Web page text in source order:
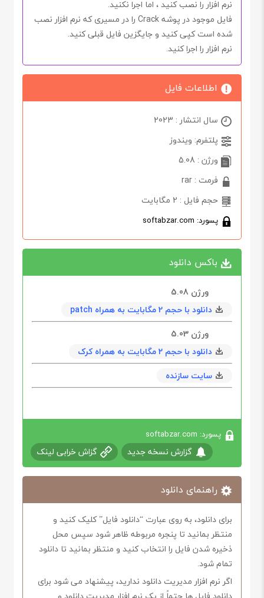
نرم افزار را نصب کنید ، اما اجرا نکنید.
فایل موجود در پوشهCrack را در مسیری که نرم افزار نصب
شده است کپی کنید و جایگزین فایل قبلی کنید.
نرم افزار را اجرا کنید.
اطلاعات فایل
سال انتشار : 2023
پلتفرم: ویندوز
ورژن : 5.08
فرمت : rar
حجم فایل : 2 مگابایت
پسورد: softabzar.com
باکس دانلود
ورژن 5.08
دانلود با حجم 2 مگابایت به همراه patch
ورژن 5.03
دانلود با حجم 2 مگابایت به همراه کرک
سایت سازنده
پسورد: softabzar.com
گزارش نسخه جدید گزاش خرابی لینک
راهنمای دانلود
برای دانلود، به روی عبارت “دانلود فایل” کلیک کنید و
منتظر بمانید تا پنجره مربوطه ظاهر شود سپس محل
ذخیره شدن فایل را انتخاب کنید و منتظر بمانید تا دانلود
تمام شود.
اگر نرم افزار مدیریت دانلود ندارید، پیشنهاد می شود برای